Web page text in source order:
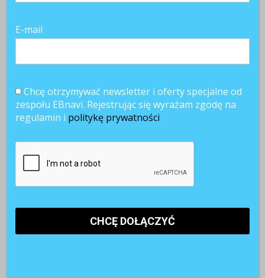
E-mail
Chcę otrzymywać newsletter i oferty specjalne od
zespołu EBnavi. Rejestrując się wyrażam zgodę na
regulamin i politykę prywatności